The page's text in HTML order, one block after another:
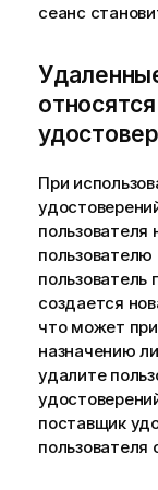
сеанс
При
пользователя
пользователь
создается
что может
назначению
удалите
поставщик
пользователя